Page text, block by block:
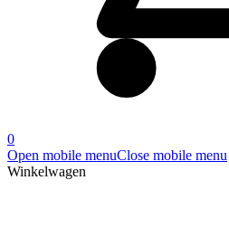
0
Open mobile menuClose mobile menu
Winkelwagen